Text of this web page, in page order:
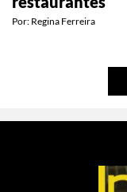
Por: Regina Ferreira